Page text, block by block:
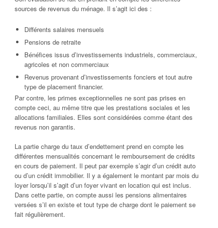
sources de revenus du ménage. Il s’agit ici des :
Différents salaires mensuels
Pensions de retraite
Bénéfices issus d’investissements industriels, commerciaux,
agricoles et non commerciaux
Revenus provenant d’investissements fonciers et tout autre
type de placement financier.
Par contre, les primes exceptionnelles ne sont pas prises en
compte ceci, au même titre que les prestations sociales et les
allocations familiales. Elles sont considérées comme étant des
revenus non garantis.
La partie charge du taux d’endettement prend en compte les
différentes mensualités concernant le remboursement de crédits
en cours de paiement. Il peut par exemple s’agir d’un crédit auto
ou d’un crédit immobilier. Il y a également le montant par mois du
loyer lorsqu’il s’agit d’un foyer vivant en location qui est inclus.
Dans cette partie, on compte aussi les pensions alimentaires
versées s’il en existe et tout type de charge dont le paiement se
fait régulièrement.